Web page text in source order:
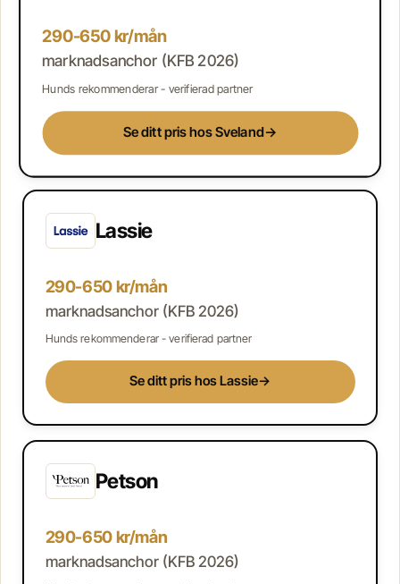
290-650 kr/mån
marknadsanchor (KFB 2026)
Hunds rekommenderar - verifierad partner
Se ditt pris hos Sveland→
Lassie
290-650 kr/mån
marknadsanchor (KFB 2026)
Hunds rekommenderar - verifierad partner
Se ditt pris hos Lassie→
Petson
290-650 kr/mån
marknadsanchor (KFB 2026)